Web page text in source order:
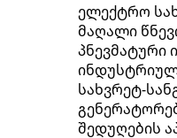
ელექტრო
მაღალი
პნევმატური
სახვრეტ-
შედუღების